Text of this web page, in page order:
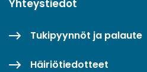
Yhteystiedot
Tukipyynnöt ja palaute
Häiriötiedotteet